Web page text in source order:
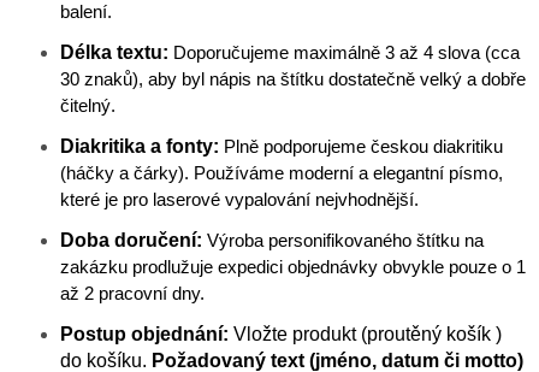
balení.
Délka textu: Doporučujeme maximálně 3 až 4 slova (cca
30 znaků), aby byl nápis na štítku dostatečně velký a dobře
čitelný.
Diakritika a fonty: Plně podporujeme českou diakritiku
(háčky a čárky). Používáme moderní a elegantní písmo,
které je pro laserové vypalování nejvhodnější.
Doba doručení: Výroba personifikovaného štítku na
zakázku prodlužuje expedici objednávky obvykle pouze o 1
až 2 pracovní dny.
Postup objednání: Vložte produkt (proutěný košík )
do košíku. Požadovaný text (jméno, datum či motto)